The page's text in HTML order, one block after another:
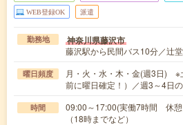
WEB登録OK 派遣
勤務地 神奈川県藤沢市
藤沢駅から民間バス10分／辻
曜日頻度
月・火・水・木・金(週3日) ※
前に曜日確定！）／週3～4日
時間
09:00～17:00(実働7時間 休
（18時までなど）